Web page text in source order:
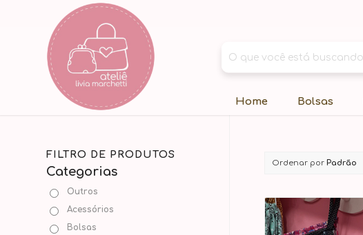
Home Bolsas
Ordenar por Padrão
FILTRO DE PRODUTOS
Categorias
Outros
Acessórios
Bolsas